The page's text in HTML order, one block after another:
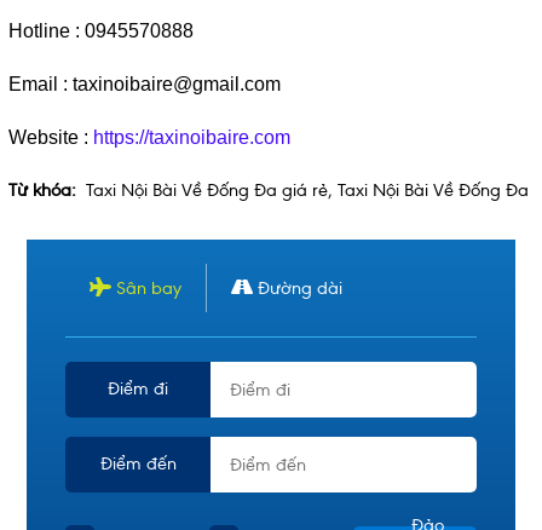
Hotline : 0945570888
Email : taxinoibaire@gmail.com
Website : https://taxinoibaire.com
Từ khóa: Taxi Nội Bài Về Đống Đa giá rẻ, Taxi Nội Bài Về Đống Đa
Sân bay Đường dài
Điểm đi
Điểm đến
Đảo